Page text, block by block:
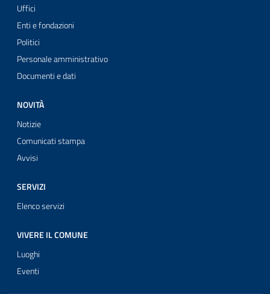
Uffici
Enti e fondazioni
Politici
Personale amministrativo
Documenti e dati
NOVITÀ
Notizie
Comunicati stampa
Avvisi
SERVIZI
Elenco servizi
VIVERE IL COMUNE
Luoghi
Eventi